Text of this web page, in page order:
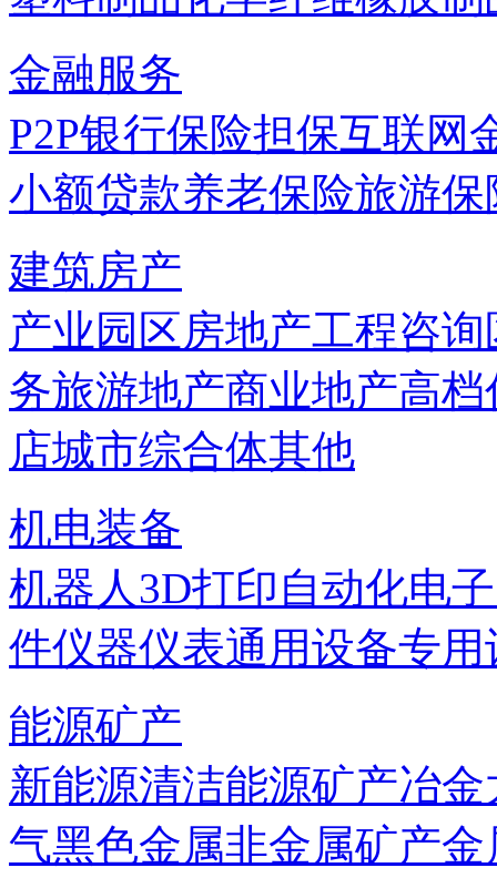
金融服务
P2P银行保险担保互联网
小额贷款养老保险旅游保
建筑房产
产业园区房地产工程咨询
务旅游地产商业地产高档
店城市综合体其他
机电装备
机器人3D打印自动化电
件仪器仪表通用设备专用
能源矿产
新能源清洁能源矿产冶金
气黑色金属非金属矿产金